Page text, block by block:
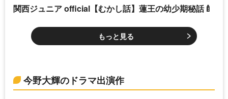
関西ジュニア official【むかし話】蓮王の幼少期秘話🍼
もっと見る
今野大輝のドラマ出演作